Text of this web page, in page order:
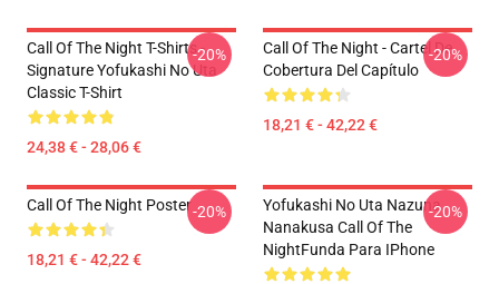
Call Of The Night T-Shirts -
Signature Yofukashi No Uta
Classic T-Shirt
24,38 € - 28,06 €
-20%
Call Of The Night - Cartel De
Cobertura Del Capítulo
18,21 € - 42,22 €
-20%
Call Of The Night Poster
18,21 € - 42,22 €
-20%
Yofukashi No Uta Nazuna
Nanakusa Call Of The
NightFunda Para IPhone
-20%